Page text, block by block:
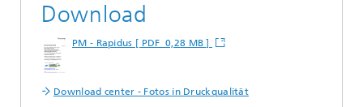
Download
PM - Rapidus [ PDF 0,28 MB ]
Download center - Fotos in Druckqualität